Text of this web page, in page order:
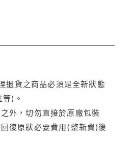
退貨之商品必須是全新狀態
)。
外，切勿直接於原廠包裝
復原狀必要費用(整新費)後